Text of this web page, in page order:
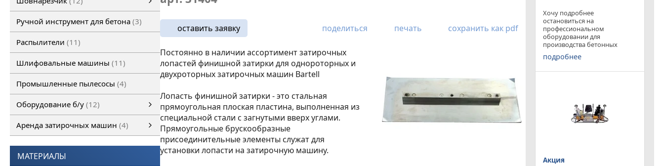
Ручной инструмент для бетона 3
Распылители 11
Шлифовальные машины 11
Промышленные пылесосы 4
Оборудование б/у 12
Аренда затирочных машин 4
МАТЕРИАЛЫ
оставить заявку поделиться печать сохранить как pdf
Постоянно в наличии ассортимент затирочных
лопастей финишной затирки для однороторных и
двухроторных затирочных машин Bartell
Лопасть финишной затирки - это стальная
прямоугольная плоская пластина, выполненная из
специальной стали с загнутыми вверх углами.
Прямоугольные брускообразные
присоединительные элементы служат для
установки лопасти на затирочную машину.
Хочу подробнее
остановиться на
профессиональном
оборудовании для
производства бетонных
работ, ибо к качеству
поверхности бетона в
широк. Это
подробнее
Акция